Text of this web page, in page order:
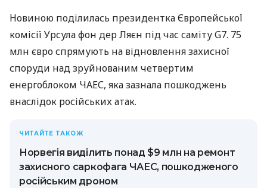
Новиною поділилась президентка Європейської
комісії Урсула фон дер Ляєн під час саміту G7. 75
млн євро спрямують на відновлення захисної
споруди над зруйнованим четвертим
енергоблоком ЧАЕС, яка зазнала пошкоджень
внаслідок російських атак.
ЧИТАЙТЕ ТАКОЖ
Норвегія виділить понад $9 млн на ремонт
захисного саркофага ЧАЕС, пошкодженого
російським дроном